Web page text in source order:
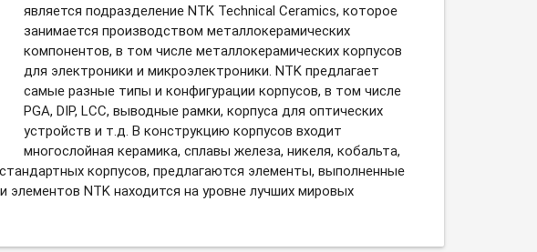
является подразделение NTK Technical Ceramics, которое
занимается производством металлокерамических
компонентов, в том числе металлокерамических корпусов
для электроники и микроэлектроники. NTK предлагает
самые разные типы и конфигурации корпусов, в том числе
PGA, DIP, LCC, выводные рамки, корпуса для оптических
устройств и т.д. В конструкцию корпусов входит
многослойная керамика, сплавы железа, никеля, кобальта,
корпусов, предлагаются элементы, выполненные
элементов NTK находится на уровне лучших мировых